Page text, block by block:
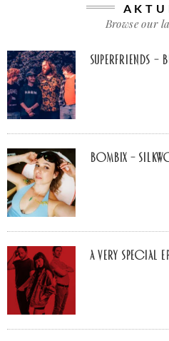
Browse our
Superfriends –
Bombix –
A Very